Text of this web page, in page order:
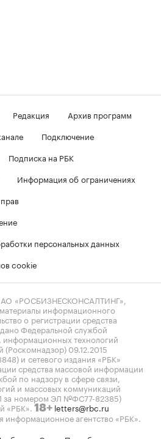
Редакция
Архив программ
Подключение
Подписка на РБК
Информация об ограничениях
персональных данных
cookie
«РОСБИЗНЕСКОНСАЛТИНГ»,
информационного
о регистрации средства
Федеральной службой
информационных технологий
09.12.2015
и сетевого издания «РБК»
средства массовой информации
по надзору в сфере связи,
и массовых коммуникаций
за номером ЭЛ №ФС77-82385)
«РБК». 18+ letters@rbc.ru
информационное агентство «РБК».